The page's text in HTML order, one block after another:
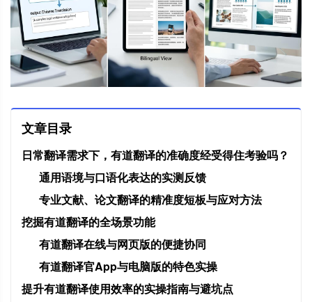
文章目录
日常翻译需求下，有道翻译的准确度经受得住考验吗？
通用语境与口语化表达的实测反馈
专业文献、论文翻译的精准度短板与应对方法
挖掘有道翻译的全场景功能
有道翻译在线与网页版的便捷协同
有道翻译官App与电脑版的特色实操
提升有道翻译使用效率的实操指南与避坑点